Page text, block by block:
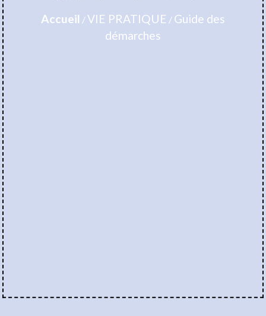
Accueil /VIE PRATIQUE / Guide des
démarches